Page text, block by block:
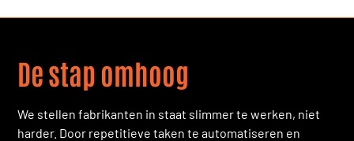
De stap omhoog
We stellen fabrikanten in staat slimmer te werken, niet
harder. Door repetitieve taken te automatiseren en